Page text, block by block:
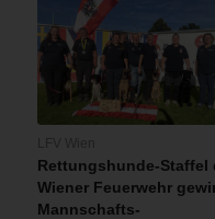
Rettungshunde-Staffel
Wiener Feuerwehr
Mannschafts-